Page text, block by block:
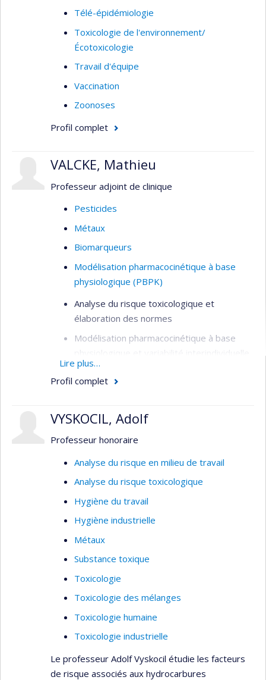
Télé-épidémiologie
Toxicologie de l'environnement/
Écotoxicologie
Travail d'équipe
Vaccination
Zoonoses
Profil complet
VALCKE, Mathieu
Professeur adjoint de clinique
Pesticides
Métaux
Biomarqueurs
Modélisation pharmacocinétique à base
physiologique (PBPK)
Analyse du risque toxicologique et
élaboration des normes
Modélisation pharmacocinétique à base
physiologique et variabilité interindividuelle
Contaminants de l’eau potable et des
aliments
des risques sanitaires associés
Lire plus…
Profil complet
VYSKOCIL, Adolf
Professeur honoraire
Analyse du risque en milieu de travail
Analyse du risque toxicologique
Hygiène du travail
Hygiène industrielle
Métaux
Substance toxique
Toxicologie
Toxicologie des mélanges
Toxicologie humaine
Toxicologie industrielle
Le professeur Adolf Vyskocil étudie les facteurs
de risque associés aux hydrocarbures